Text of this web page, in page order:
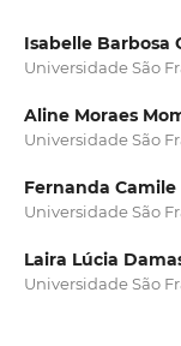
Isabelle Barbosa
Universidade São
Aline Moraes
Universidade São
Fernanda Camile
Universidade São
Laira Lúcia
Universidade São